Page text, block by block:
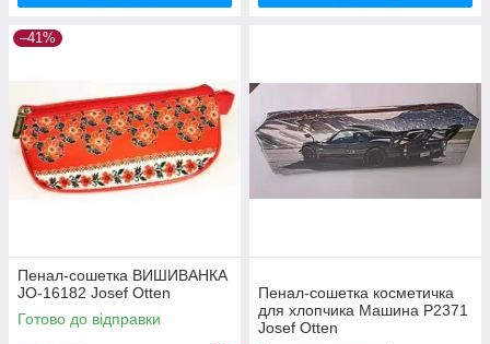
–41%
Пенал-сошетка ВИШИВАНКА
JO-16182 Josef Otten
Готово до відправки
Пенал-сошетка косметичка
для хлопчика Машина Р2371
Josef Otten